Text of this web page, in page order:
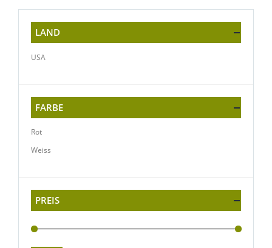
LAND
USA
FARBE
Rot
Weiss
PREIS